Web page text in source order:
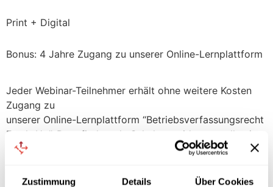
Zustimmung Details Über Cookies
Print + Digital
Bonus: 4 Jahre Zugang zu unserer Online-Lernplattform
Jeder Webinar-Teilnehmer erhält ohne weitere Kosten
Zugang zu
unserer Online-Lernplattform “Betriebsverfassungsrecht
Fresh-Up”. Dort findest du Schulungsvideos zu allen im
Seminar behandelten Themen mit einer Gesamtdauer
deinem eigenen Tempo wiederholen oder dir noch